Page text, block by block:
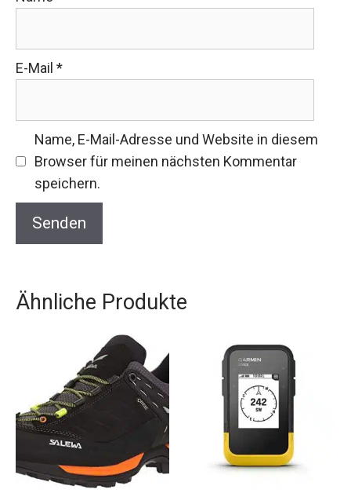
E-Mail *
Name, E-Mail-Adresse und Website in diesem
Browser für meinen nächsten Kommentar
speichern.
Ähnliche Produkte